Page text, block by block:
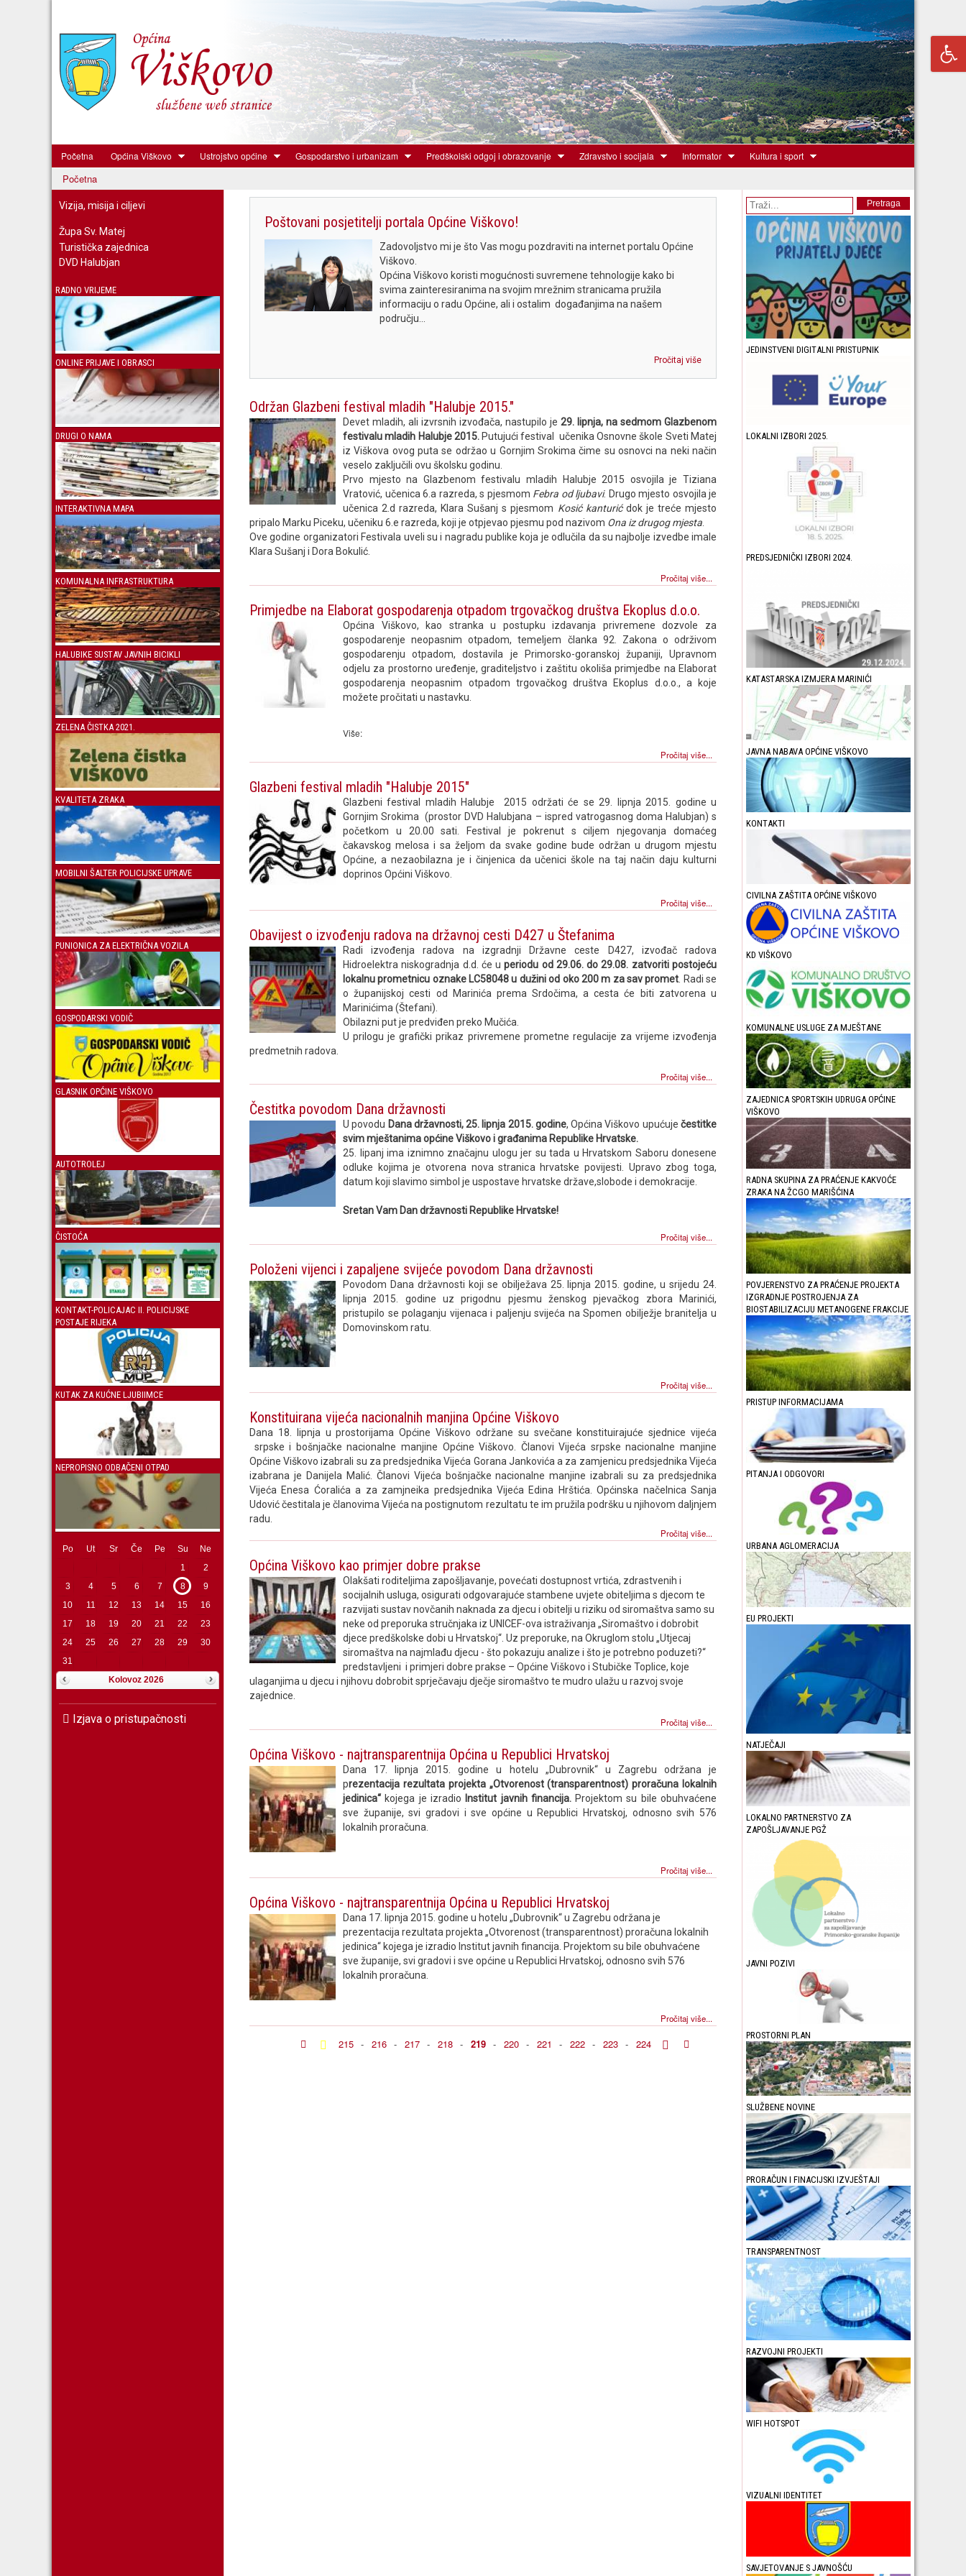
Skoči
glavni
sadržaj
Općina
Viškovo
Početna Općina Viškovo Ustrojstvo općine Gospodarstvo i urbanizam Predškolski odgoj i obrazovanje Zdravstvo i socijala Informator Kultura i sport
Početna
Vizija, misija i ciljevi
Župa Sv. Matej
Turistička zajednica
DVD Halubjan
RADNO VRIJEME
ONLINE PRIJAVE I OBRASCI
DRUGI O NAMA
INTERAKTIVNA MAPA
KOMUNALNA INFRASTRUKTURA
HALUBIKE SUSTAV JAVNIH BICIKLI
ZELENA ČISTKA 2021.
KVALITETA ZRAKA
MOBILNI ŠALTER POLICIJSKE UPRAVE
PUNIONICA ZA ELEKTRIČNA VOZILA
GOSPODARSKI VODIČ
GLASNIK OPĆINE VIŠKOVO
AUTOTROLEJ
ČISTOĆA
KONTAKT-POLICAJAC II. POLICIJSKE
POSTAJE RIJEKA
KUTAK ZA KUĆNE LJUBIIMCE
NEPROPISNO ODBAČENI OTPAD
Po Ut Sr Če Pe Su
Ne
1
2
3
4 5 6 7 8
9
10
11 12 13 14 15
16
17
18 19 20 21 22
23
24
25 26 27 28 29
30
31
Kolovoz 2026
Izjava o pristupačnosti
Poštovani posjetitelji portala Općine Viškovo!
Zadovoljstvo mi je što Vas mogu pozdraviti na internet portalu Općine
Viškovo.
Općina Viškovo koristi mogućnosti suvremene tehnologije kako bi
svima zainteresiranima na svojim mrežnim stranicama pružila
informaciju o radu Općine, ali i ostalim događanjima na našem
području...
Pročitaj više
Održan Glazbeni festival mladih "Halubje 2015."
Devet mladih, ali izvrsnih izvođača, nastupilo je 29. lipnja, na sedmom Glazbenom
festivalu mladih Halubje 2015.Putujući festival učenika Osnovne škole Sveti Matej
iz Viškova ovog puta se održao u Gornjim Srokima čime su osnovci na neki način
veselo zaključili ovu školsku godinu.
Prvo mjesto na Glazbenom festivalu mladih Halubje 2015 osvojila je Tiziana
Vratović, učenica 6.a razreda, s pjesmom Febra od ljubavi. Drugo mjesto osvojila je
učenica 2.d razreda, Klara Sušanj s pjesmom Kosić kanturićdok je treće mjesto
pripalo Marku Piceku, učeniku 6.e razreda, koji je otpjevao pjesmu pod nazivom Ona iz drugog mjesta
Ove godine organizatori Festivala uveli su i nagradu publike koja je odlučila da su najbolje izvedbe imale
Klara Sušanj i Dora Bokulić.
Pročitaj više...
Primjedbe na Elaborat gospodarenja otpadom trgovačkog društva Ekoplus d.o.o.
Općina Viškovo, kao stranka u postupku izdavanja privremene dozvole za
gospodarenje neopasnim otpadom, temeljem članka 92. Zakona o održivom
gospodarenju otpadom, dostavila je Primorsko-goranskoj županiji, Upravnom
odjelu za prostorno uređenje, graditeljstvo i zaštitu okoliša primjedbe na Elaborat
gospodarenja neopasnim otpadom trgovačkog društva Ekoplus d.o.o., a koje
možete pročitati u nastavku.
Više:
Pročitaj više...
Glazbeni festival mladih "Halubje 2015"
Glazbeni festival mladih Halubje 2015 održati će se 29. lipnja 2015. godine u
Gornjim Srokima (prostor DVD Halubjana – ispred vatrogasnog doma Halubjan) s
početkom u 20.00 sati. Festival je pokrenut s ciljem njegovanja domaćeg
čakavskog melosa i sa željom da svake godine bude održan u drugom mjestu
Općine, a nezaobilazna je i činjenica da učenici škole na taj način daju kulturni
doprinos Općini Viškovo.
Pročitaj više...
Obavijest o izvođenju radova na državnoj cesti D427 u Štefanima
Radi izvođenja radova na izgradnji Državne ceste D427, izvođač radova
Hidroelektra niskogradnja d.d. će uperiodu od 29.06. do 29.08. zatvoriti postojeću
lokalnu prometnicu oznake LC58048 u dužini od oko 200 m za sav promet . Radi se
o županijskoj cesti od Marinića prema Srdočima, a cesta će biti zatvorena u
Marinićima (Štefani).
Obilazni put je predviđen preko Mučića.
U prilogu je grafički prikaz privremene prometne regulacije za vrijeme izvođenja
predmetnih radova.
Pročitaj više...
Čestitka povodom Dana državnosti
U povodu Dana državnosti, 25. lipnja 2015. godine, Općina Viškovo upućuječestitke
svim mještanima općine Viškovo i građanima Republike Hrvatske.
25. lipanj ima iznimno značajnu ulogu jer su tada u Hrvatskom Saboru donesene
odluke kojima je otvorena nova stranica hrvatske povijesti. Upravo zbog toga,
datum koji slavimo simbol je uspostave hrvatske države,slobode i demokracije.
Sretan Vam Dan državnosti Republike Hrvatske!
Pročitaj više...
Položeni vijenci i zapaljene svijeće povodom Dana državnosti
Povodom Dana državnosti koji se obilježava 25. lipnja 2015. godine, u srijedu 24.
lipnja 2015. godine uz prigodnu pjesmu ženskog pjevačkog zbora Marinići,
pristupilo se polaganju vijenaca i paljenju svijeća na Spomen obilježje branitelja u
Domovinskom ratu.
Pročitaj više...
Konstituirana vijeća nacionalnih manjina Općine Viškovo
Dana 18. lipnja u prostorijama Općine Viškovo održane su svečane konstituirajuće sjednice vijeća
srpske i bošnjačke nacionalne manjine Općine Viškovo. Članovi Vijeća srpske nacionalne manjine
Općine Viškovo izabrali su za predsjednika Vijeća Gorana Jankovića a za zamjenicu predsjednika Vijeća
izabrana je Danijela Malić. Članovi Vijeća bošnjačke nacionalne manjine izabrali su za predsjednika
Vijeća Enesa Ćoralića a za zamjneika predsjednika Vijeća Edina Hrštića. Općinska načelnica Sanja
Udović čestitala je članovima Vijeća na postignutom rezultatu te im pružila podršku u njihovom daljnjem
radu.
Pročitaj više...
Općina Viškovo kao primjer dobre prakse
Olakšati roditeljima zapošljavanje, povećati dostupnost vrtića, zdrastvenih i
socijalnih usluga, osigurati odgovarajuće stambene uvjete obiteljima s djecom te
razvijati sustav novčanih naknada za djecu i obitelji u riziku od siromaštva samo su
neke od preporuka stručnjaka iz UNICEF-ova istraživanja „Siromaštvo i dobrobit
djece predškolske dobi u Hrvatskoj“. Uz preporuke, na Okruglom stolu „Utjecaj
siromaštva na najmlađu djecu - što pokazuju analize i što je potrebno poduzeti?“
predstavljeni i primjeri dobre prakse – Općine Viškovo i Stubičke Toplice, koje
ulaganjima u djecu i njihovu dobrobit sprječavaju dječje siromaštvo te mudro ulažu u razvoj svoje
zajednice.
Pročitaj više...
Općina Viškovo - najtransparentnija Općina u Republici Hrvatskoj
Dana 17. lipnja 2015. godine u hotelu „Dubrovnik“ u Zagrebu održana je
prezentacija rezultata projekta „Otvorenost (transparentnost) proračuna lokalnih
jedinica“ kojega je izradio Institut javnih financija. Projektom su bile obuhvaćene
sve županije, svi gradovi i sve općine u Republici Hrvatskoj, odnosno svih 576
lokalnih proračuna.
Pročitaj više...
Općina Viškovo - najtransparentnija Općina u Republici Hrvatskoj
Dana 17. lipnja 2015. godine u hotelu „Dubrovnik“ u Zagrebu održana je
prezentacija rezultata projekta „Otvorenost (transparentnost) proračuna lokalnih
jedinica“ kojega je izradio Institut javnih financija. Projektom su bile obuhvaćene
sve županije, svi gradovi i sve općine u Republici Hrvatskoj, odnosno svih 576
lokalnih proračuna.
Pročitaj više...
215 - 216 - 217 - 218 - 219 - 220 - 221 - 222 - 223 - 224
Obrazac pretrage Pretraga
JEDINSTVENI DIGITALNI PRISTUPNIK
LOKALNI IZBORI 2025.
PREDSJEDNIČKI IZBORI 2024.
KATASTARSKA IZMJERA MARINIĆI
JAVNA NABAVA OPĆINE VIŠKOVO
KONTAKTI
CIVILNA ZAŠTITA OPĆINE VIŠKOVO
KD VIŠKOVO
KOMUNALNE USLUGE ZA MJEŠTANE
ZAJEDNICA SPORTSKIH UDRUGA OPĆINE
VIŠKOVO
RADNA SKUPINA ZA PRAĆENJE KAKVOĆE
ZRAKA NA ŽCGO MARIŠĆINA
POVJERENSTVO ZA PRAĆENJE PROJEKTA
IZGRADNJE POSTROJENJA ZA
BIOSTABILIZACIJU METANOGENE FRAKCIJE
PRISTUP INFORMACIJAMA
PITANJA I ODGOVORI
URBANA AGLOMERACIJA
EU PROJEKTI
NATJEČAJI
LOKALNO PARTNERSTVO ZA
ZAPOŠLJAVANJE PGŽ
JAVNI POZIVI
PROSTORNI PLAN
SLUŽBENE NOVINE
PRORAČUN I FINACIJSKI IZVJEŠTAJI
TRANSPARENTNOST
RAZVOJNI PROJEKTI
WIFI HOTSPOT
VIZUALNI IDENTITET
SAVJETOVANJE S JAVNOŠĆU